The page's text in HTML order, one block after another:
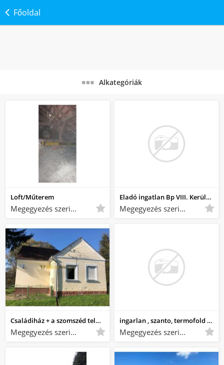
Főoldal
Alkategóriák
Loft/Műterem
Megegyezés szerint Megegyezés szerint
Eladó ingatlan Bp VIII. Kerület 27 nm
Megegyezés szerint Megegyezés szerint
Családiház + a szomszéd telek cryptovalutáért eladó
Megegyezés szerint Megegyezés szerint
ingarlan , szanto, termofold , telek
Megegyezés szerint Megegyezés szerint